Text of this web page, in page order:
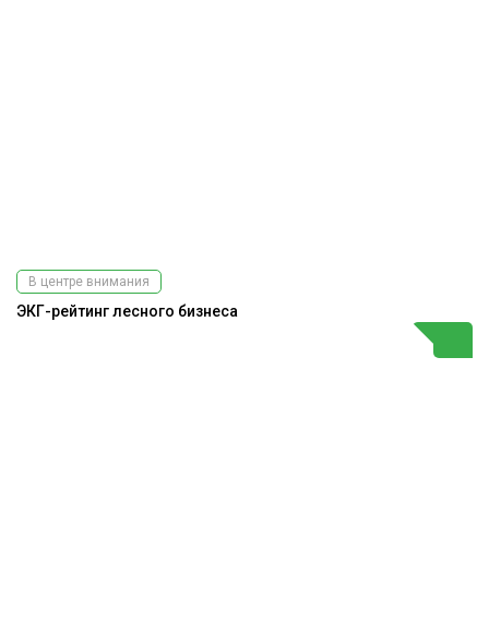
В центре внимания
ЭКГ-рейтинг лесного бизнеса